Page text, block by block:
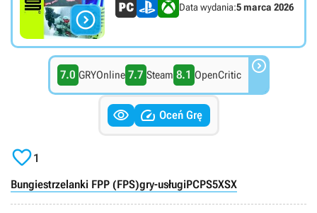
 Data wydania:5 marca 2026
7.0 GRYOnline 7.7 Steam 8.1 OpenCritic 
  Oceń Grę
1
Bungiestrzelanki FPP (FPS)gry-usługiPCPS5XSX